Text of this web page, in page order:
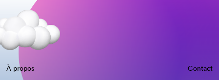
À propos
Contact